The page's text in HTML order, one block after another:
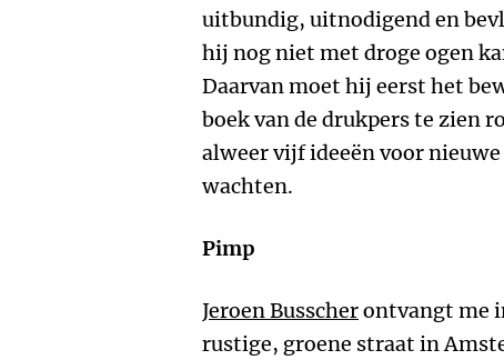
uitbundig, uitnodigend en
hij nog niet met droge ogen
Daarvan moet hij eerst het
boek van de drukpers te zien
alweer vijf ideeën voor
wachten.
Pimp
Jeroen Busscherontvangt me
rustige, groene straat in